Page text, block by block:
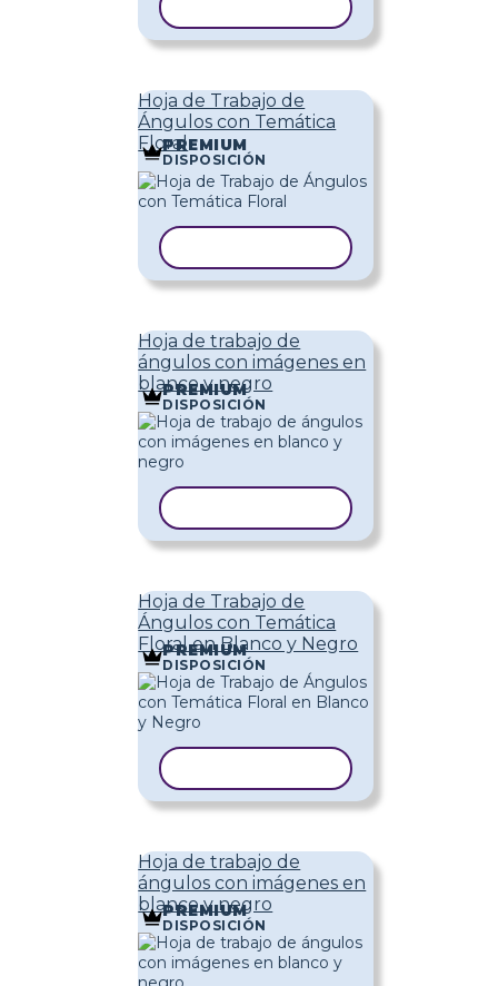
Hoja de Trabajo de
Ángulos con Temática
FloralPREMIUM
DISPOSICIÓN
Hoja de trabajo de
ángulos con imágenes en
blanco y negro
PREMIUM
DISPOSICIÓN
Hoja de Trabajo de
Ángulos con Temática
Floral en Blanco y Negro
PREMIUM
DISPOSICIÓN
Hoja de trabajo de
ángulos con imágenes en
blanco y negro
PREMIUM
DISPOSICIÓN